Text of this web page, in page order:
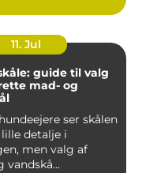
11. Jul
guide til valg
mad- og
ser skålen
detalje i
men valg af
vandskå...